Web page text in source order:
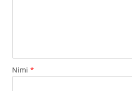
Nimi *